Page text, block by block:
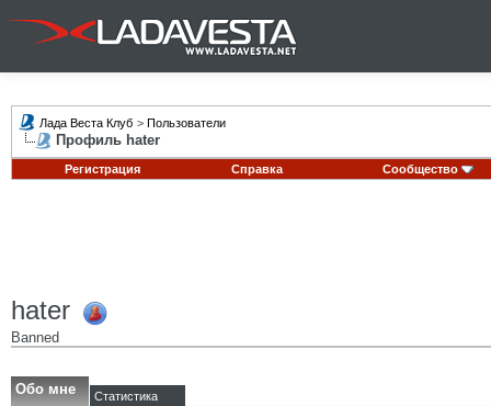
Лада Веста Клуб > Пользователи
Профиль hater
Регистрация Справка Сообщество
hater
Banned
Обо мне Статистика